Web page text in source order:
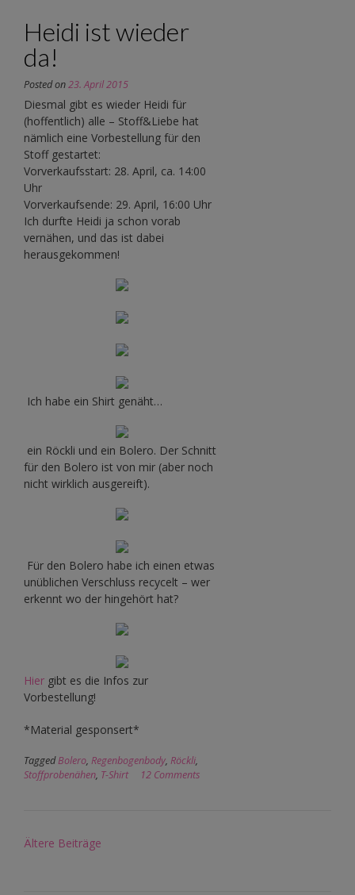
Heidi ist wieder
da!
Posted on23. April 2015
Diesmal gibt es wieder Heidi für
(hoffentlich) alle – Stoff&Liebe hat
nämlich eine Vorbestellung für den
Stoff gestartet:
Vorverkaufsstart: 28. April, ca. 14:00
Uhr
Vorverkaufsende: 29. April, 16:00 Uhr
Ich durfte Heidi ja schon vorab
vernähen, und das ist dabei
herausgekommen!
Ich habe ein Shirt genäht…
ein Röckli und ein Bolero. Der Schnitt
für den Bolero ist von mir (aber noch
nicht wirklich ausgereift).
Für den Bolero habe ich einen etwas
unüblichen Verschluss recycelt – wer
erkennt wo der hingehört hat?
Hier gibt es die Infos zur
Vorbestellung!
*Material gesponsert*
TaggedBolero, Regenbogenbody, Röckli,
Stoffprobenähen, T-Shirt 12 Comments
Beitragsnavigation
Ältere Beiträge